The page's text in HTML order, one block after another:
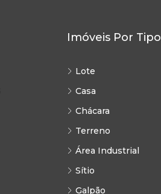
Imóveis Por Tipo
Lote
Casa
Chácara
Terreno
Área Industrial
Sítio
Galpão